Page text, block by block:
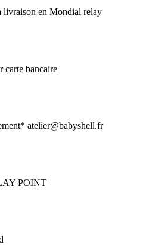
livraison en Mondial relay
carte bancaire
atelier@babyshell.fr
POINT